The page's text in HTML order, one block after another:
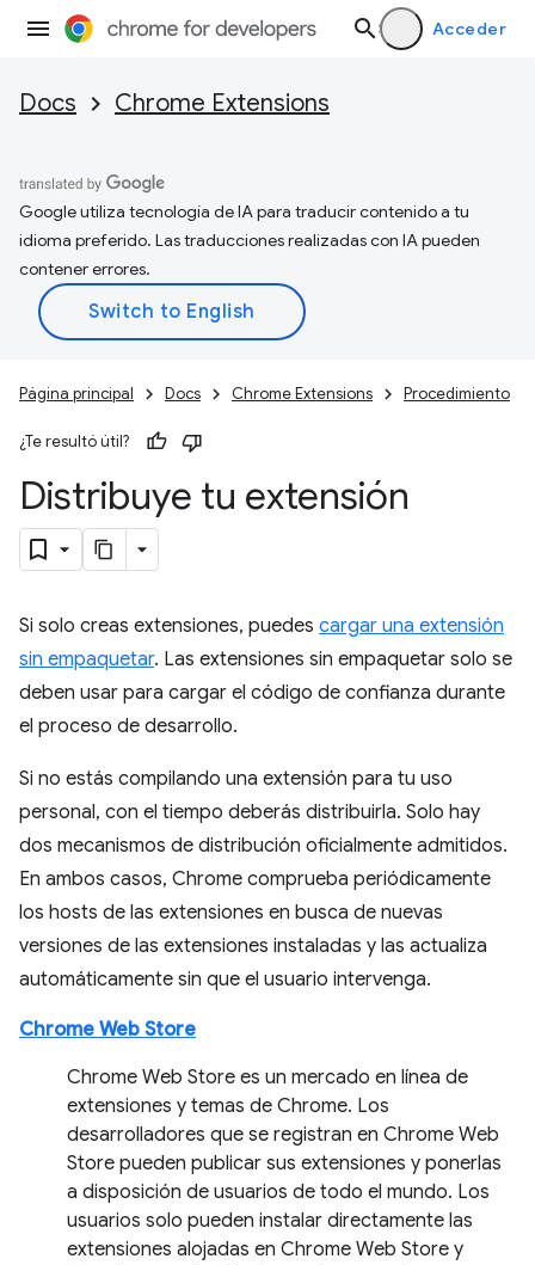
Acceder
Docs Chrome Extensions
Google utiliza tecnología de IA para traducir contenido a tu
idioma preferido. Las traducciones realizadas con IA pueden
contener errores.
Página principal Docs Chrome Extensions Procedimiento
¿Te resultó útil?
Distribuye tu extensión
Si solo creas extensiones, puedes cargar una extensión
sin empaquetar. Las extensiones sin empaquetar solo se
deben usar para cargar el código de confianza durante
el proceso de desarrollo.
Si no estás compilando una extensión para tu uso
personal, con el tiempo deberás distribuirla. Solo hay
dos mecanismos de distribución oficialmente admitidos.
En ambos casos, Chrome comprueba periódicamente
los hosts de las extensiones en busca de nuevas
versiones de las extensiones instaladas y las actualiza
automáticamente sin que el usuario intervenga.
Chrome Web Store
Chrome Web Store es un mercado en línea de
extensiones y temas de Chrome. Los
desarrolladores que se registran en Chrome Web
Store pueden publicar sus extensiones y ponerlas
a disposición de usuarios de todo el mundo. Los
usuarios solo pueden instalar directamente las
extensiones alojadas en Chrome Web Store y